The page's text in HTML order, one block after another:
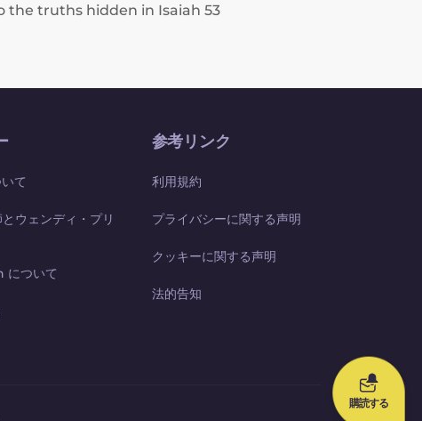
the truths hidden in Isaiah 53
て
ウェンディ・プリ
ついて
参考リンク
利用規約
プライバシーに関する声明
クッキーに関する声明
法的告知
購読する